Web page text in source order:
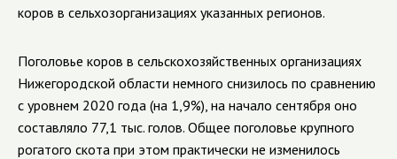
коров в сельхозорганизациях указанных регионов.
Поголовье коров в сельскохозяйственных организациях
Нижегородской области немного снизилось по сравнению
с уровнем 2020 года (на 1,9%), на начало сентября оно
составляло 77,1 тыс. голов. Общее поголовье крупного
рогатого скота при этом практически не изменилось